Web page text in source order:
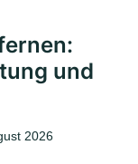
und
2026